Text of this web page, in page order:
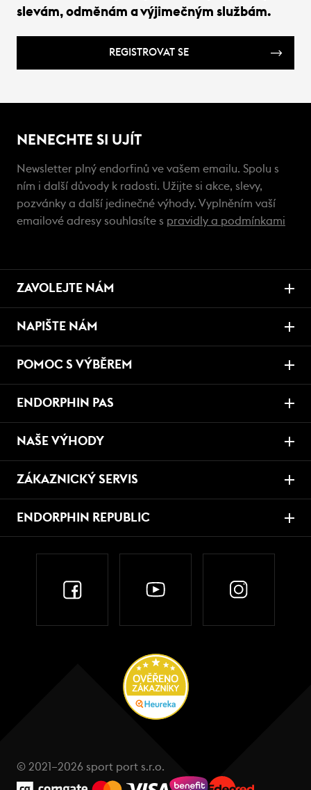
slevám, odměnám a výjimečným službám.
REGISTROVAT SE
NENECHTE SI UJÍT
Newsletter plný endorfinů ve vašem emailu. Spolu s
ním i další důvody k radosti. Užijte si akce, slevy,
pozvánky a další jedinečné výhody. Vyplněním vaší
emailové adresy souhlasíte s pravidly a podmínkami
ZAVOLEJTE NÁM
NAPIŠTE NÁM
POMOC S VÝBĚREM
ENDORPHIN PAS
NAŠE VÝHODY
ZÁKAZNICKÝ SERVIS
ENDORPHIN REPUBLIC
© 2021–2026 sport port s.r.o.